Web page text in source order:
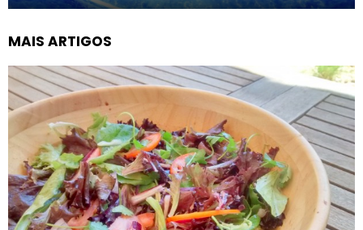
MAIS ARTIGOS